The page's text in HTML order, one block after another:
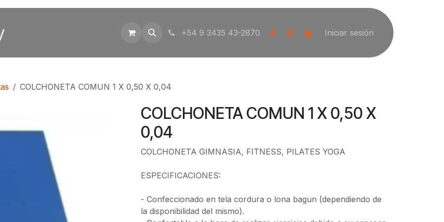
Contáctenos +54 9 3435 43-2870 Iniciar sesión
COLCHONETA COMUN 1 X 0,50 X 0,04
COLCHONETA COMUN 1 X 0,50 X
0,04
COLCHONETA GIMNASIA, FITNESS, PILATES YOGA
ESPECIFICACIONES:
- Confeccionado en tela cordura o lona bagun (dependiendo de
la disponibilidad del mismo).